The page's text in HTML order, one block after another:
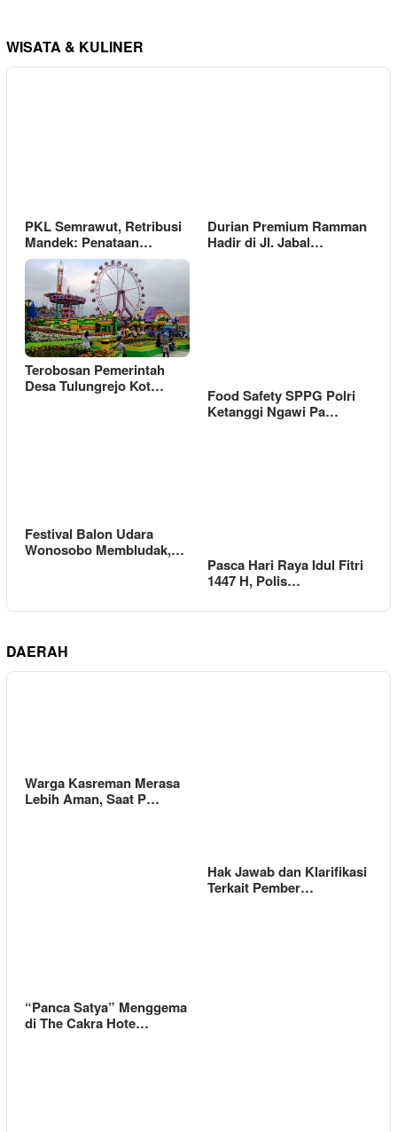
WISATA & KULINER
PKL Semrawut, Retribusi
Mandek: Penataan…
Durian Premium Ramman
Hadir di Jl. Jabal…
Terobosan Pemerintah
Desa Tulungrejo Kot…
Food Safety SPPG Polri
Ketanggi Ngawi Pa…
Festival Balon Udara
Wonosobo Membludak,…
Pasca Hari Raya Idul Fitri
1447 H, Polis…
DAERAH
Warga Kasreman Merasa
Lebih Aman, Saat P…
Hak Jawab dan Klarifikasi
Terkait Pember…
“Panca Satya” Menggema
di The Cakra Hote…